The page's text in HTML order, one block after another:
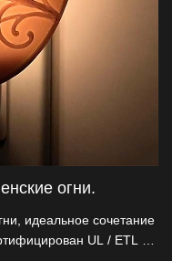
огни.
идеальное сочетание
UL / ETL и